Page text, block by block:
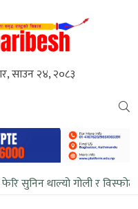
साउन २४, २०८३
सुनिन थाल्यो गोली र